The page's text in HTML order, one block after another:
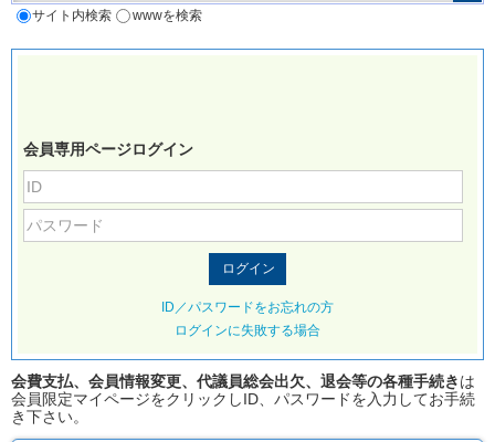
サイト内検索 wwwを検索
会員専用ページログイン
ID／パスワードをお忘れの方
ログインに失敗する場合
会費支払、会員情報変更、代議員総会出欠、退会等の各種手続きは
会員限定マイページをクリックしID、パスワードを入力してお手続
き下さい。